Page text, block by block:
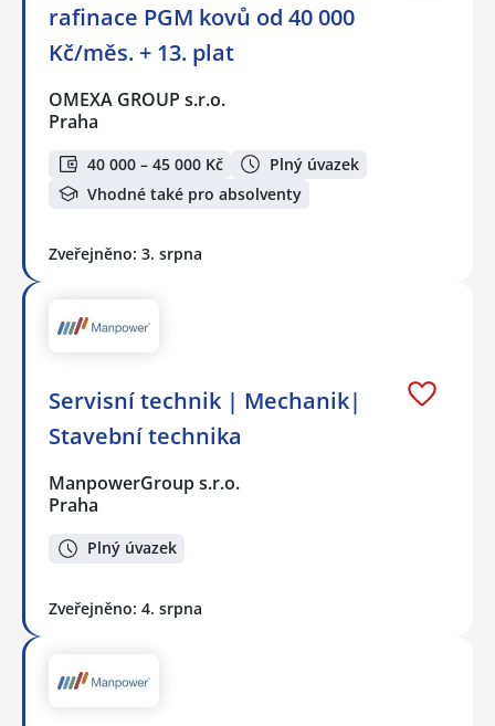
rafinace PGM kovů od 40 000
Kč/měs. + 13. plat
OMEXA GROUP s.r.o.
Praha
40 000 – 45 000 Kč
Plný úvazek
Vhodné také pro absolventy
Zveřejněno: 3. srpna
Servisní technik | Mechanik|
Stavební technika
ManpowerGroup s.r.o.
Praha
Plný úvazek
Zveřejněno: 4. srpna